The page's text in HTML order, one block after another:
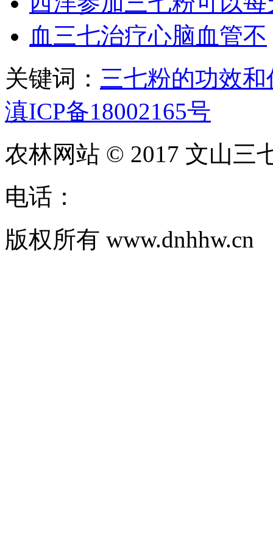
血三七治疗心脑血管不
关键词： 三七粉的功效和
滇ICP备18002165号
农林网站 © 2017 文山三
电话：
版权所有 www.dnhhw.cn